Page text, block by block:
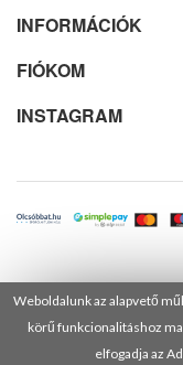
Weboldalunk az alapvető
körű funkcionalitáshoz
elfogadja az
INFORMÁCIÓK
FIÓKOM
INSTAGRAM
© 2025 Minden